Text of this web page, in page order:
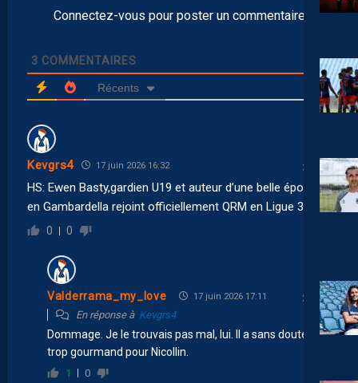
Connectez-vous pour poster un commentaire
3 COMMENTAIRES
Récents
Kevgrs4 17 juin 2026 16:32
HS: Ewen Basty,gardien U19 et auteur d’une belle épopée
en Gambardella rejoint officiellement QRM en Ligue 3
0 0
Valderrama_my_love 17 juin 2026 17:11
En réponse à Kevgrs4
Dommage. Je le trouvais pas mal, lui. Il a sans doute été
trop gourmand pour Nicollin.
1 0